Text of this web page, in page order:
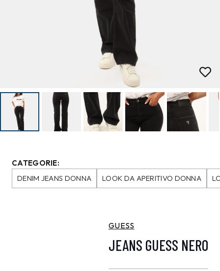
CATEGORIE:
DENIM JEANS DONNA
LOOK DA APERITIVO DONNA
GUESS
JEANS GUESS NERO